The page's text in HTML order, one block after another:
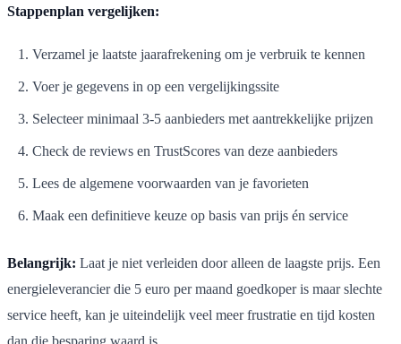
Stappenplan vergelijken:
Verzamel je laatste jaarafrekening om je verbruik te kennen
Voer je gegevens in op een vergelijkingssite
Selecteer minimaal 3-5 aanbieders met aantrekkelijke prijzen
Check de reviews en TrustScores van deze aanbieders
Lees de algemene voorwaarden van je favorieten
Maak een definitieve keuze op basis van prijs én service
Belangrijk: Laat je niet verleiden door alleen de laagste prijs. Een
energieleverancier die 5 euro per maand goedkoper is maar slechte
service heeft, kan je uiteindelijk veel meer frustratie en tijd kosten
dan die besparing waard is.